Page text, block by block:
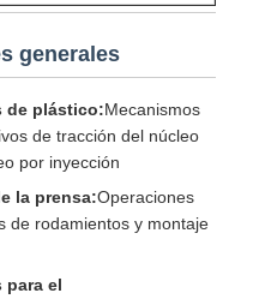
generales
de plástico:Mecanismos
de tracción del núcleo
por inyección
la prensa:Operaciones
de rodamientos y montaje
para el